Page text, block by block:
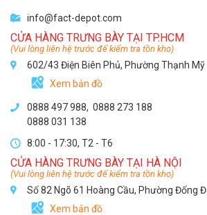
info@fact-depot.com
CỬA HÀNG TRƯNG BÀY TẠI TP.HCM
(Vui lòng liên hệ trước để kiểm tra tồn kho)
602/43 Điện Biên Phủ, Phường Thạnh Mỹ
Xem bản đồ
0888 497 988, 0888 273 188
0888 031 138
8:00 - 17:30, T2 - T6
CỬA HÀNG TRƯNG BÀY TẠI HÀ NỘI
(Vui lòng liên hệ trước để kiểm tra tồn kho)
Số 82 Ngõ 61 Hoàng Cầu, Phường Đống
Xem bản đồ